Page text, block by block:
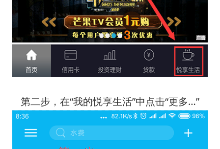
第二步，在“我的悦享生活”中点击“更多…”